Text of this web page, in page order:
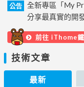
公告
全新專區「My
分享最真實的開
前往 iThome
技術文章
最新